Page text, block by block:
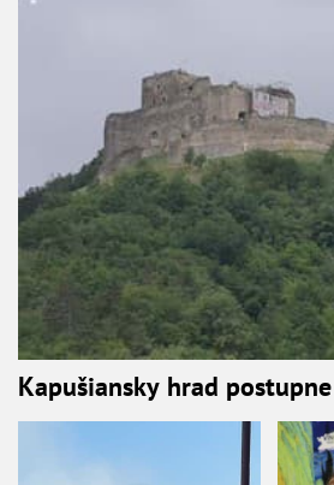
Kapušiansky hrad